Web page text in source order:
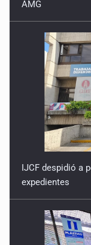
AMG
IJCF despidió a
expedientes